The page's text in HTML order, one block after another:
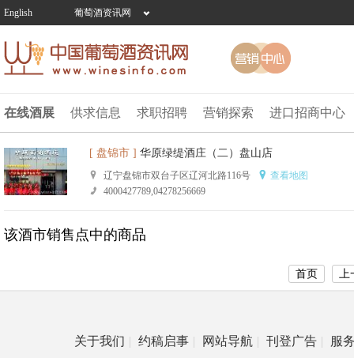
English 葡萄酒资讯网
在线酒展 供求信息 求职招聘 营销探索 进口招商中心
[ 盘锦市 ] 华原绿缇酒庄（二）盘山店
辽宁盘锦市双台子区辽河北路116号
查看地图
4000427789,04278256669
该酒市销售点中的商品
首页 上
关于我们 | 约稿启事 | 网站导航 | 刊登广告 | 服